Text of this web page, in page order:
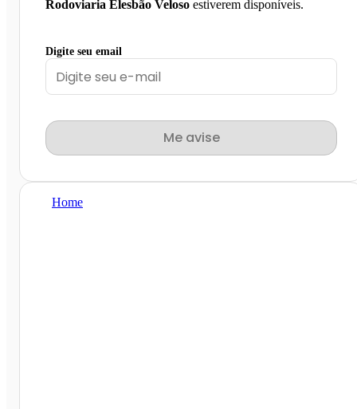
Rodoviaria Elesbão Veloso estiverem disponíveis.
Digite seu email
Me avise
Home